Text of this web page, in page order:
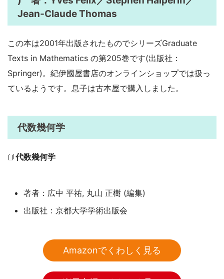
Jean‑Claude Thomas
この本は2001年出版されたものでシリーズGraduate
Texts in Mathematics の第205巻です(出版社：
Springer)。紀伊國屋書店のオンラインショップでは扱っ
ているようです。息子は古本屋で購入しました。
代数幾何学
📘代数幾何学
著者：広中 平祐, 丸山 正樹 (編集)
出版社：京都大学学術出版会
Amazonでくわしく見る